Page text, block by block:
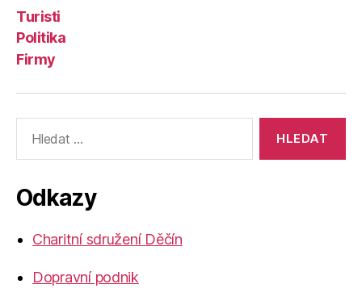
Turisti
Politika
Firmy
vyhledávání:
Odkazy
Charitní sdružení Děčín
Dopravní podnik